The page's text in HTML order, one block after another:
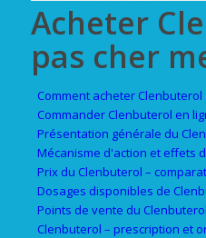
Acheter
pas cher
Comment acheter
Commander Clenbuterol en
Présentation générale du
Mécanisme d'action et effets
Prix du Clenbuterol –
Dosages disponibles de
Points de vente du
Clenbuterol – prescription et